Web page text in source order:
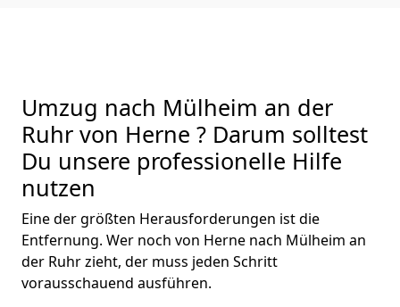
Umzug nach Mülheim an der
Ruhr von Herne ? Darum solltest
Du unsere professionelle Hilfe
nutzen
Eine der größten Herausforderungen ist die
Entfernung. Wer noch von Herne nach Mülheim an
der Ruhr zieht, der muss jeden Schritt
vorausschauend ausführen.